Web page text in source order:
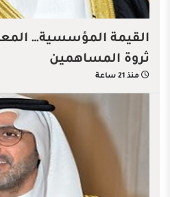
القيمة المؤسسية…
ثروة المساهمين
منذ 21 ساعة